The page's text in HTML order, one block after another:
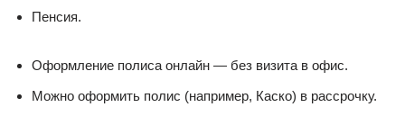
Пенсия.
Оформление полиса онлайн — без визита в офис.
Можно оформить полис (например, Каско) в рассрочку.